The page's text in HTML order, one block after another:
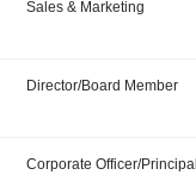
Sales & Marketing
Director/Board Member
Corporate Officer/Principal